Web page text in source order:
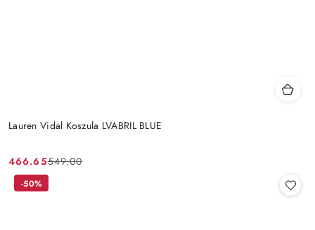
Lauren Vidal Koszula LVABRIL BLUE
Cena
promocyjna:
466.65
Cena
przed
549.00
-50%